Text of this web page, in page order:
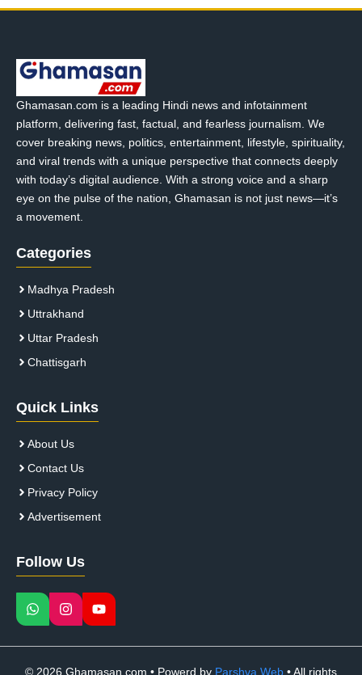
Ghamasan.com is a leading Hindi news and infotainment
platform, delivering fast, factual, and fearless journalism. We
cover breaking news, politics, entertainment, lifestyle, spirituality,
and viral trends with a unique perspective that connects deeply
with today’s digital audience. With a strong voice and a sharp
eye on the pulse of the nation, Ghamasan is not just news—it’s
a movement.
Categories
Madhya Pradesh
Uttrakhand
Uttar Pradesh
Chattisgarh
Quick Links
About Us
Contact Us
Privacy Policy
Advertisement
Follow Us
© 2026 Ghamasan.com • Powerd by Parshva Web • All rights